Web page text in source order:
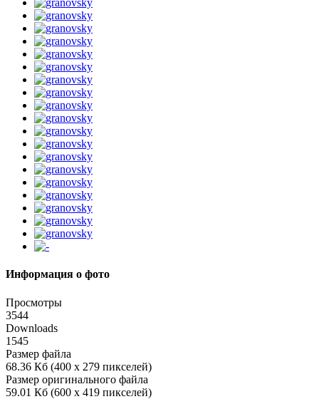
Информация о фото
Просмотры
3544
Downloads
1545
Размер файла
68.36 Кб (400 x 279 пикселей)
Размер оригинального файла
59.01 Кб (600 x 419 пикселей)